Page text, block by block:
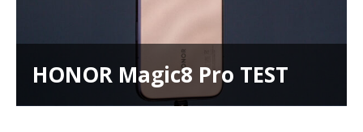
HONOR Magic8 Pro TEST